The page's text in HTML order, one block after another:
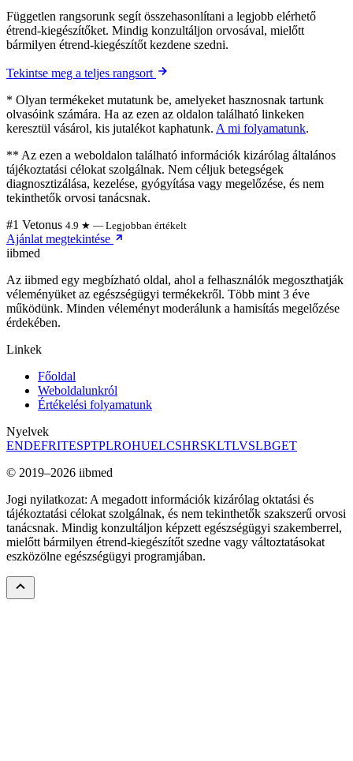
Független rangsorunk segít összehasonlítani a legjobb elérhető
étrend-kiegészítőket. Mindig konzultáljon orvosával, mielőtt
bármilyen étrend-kiegészítőt kezdene szedni.
Tekintse meg a teljes rangsort
* Olyan termékeket mutatunk be, amelyeket hasznosnak tartunk
olvasóink számára. Ha az ezen az oldalon található linkeken
keresztül vásárol, kis jutalékot kaphatunk. A mi folyamatunk.
** Az ezen a weboldalon található információk kizárólag általános
tájékoztatási célokat szolgálnak. Nem céljuk betegségek
diagnosztizálása, kezelése, gyógyítása vagy megelőzése, és nem
tekinthetők orvosi tanácsnak.
#1 Vetonus 4.9 ★ — Legjobban értékelt
Ajánlat megtekintése
iibmed
Az iibmed egy megbízható oldal, ahol a felhasználók megoszthatják
véleményüket az egészségügyi termékekről. Több mint 3 éve
működünk. Minden véleményt moderálunk a hamisítás megelőzése
érdekében.
Linkek
Főoldal
Weboldalunkról
Értékelési folyamatunk
Nyelvek
ENDEFRITESPTPLROHUELCSHRSKLTLVSLBGET
© 2019–2026 iibmed
Jogi nyilatkozat: A megadott információk kizárólag oktatási és
tájékoztatási célokat szolgálnak, és nem tekinthetők szakszerű orvosi
tanácsnak. Mindig konzultáljon képzett egészségügyi szakemberrel,
mielőtt bármilyen étrend-kiegészítőt szedne vagy változtatásokat
eszközölne egészségügyi programjában.